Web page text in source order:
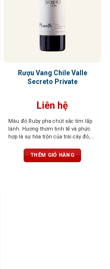
Rượu Vang Chile Valle
Secreto Private
Liên hệ
Màu đỏ Ruby pha chút sắc tím lấp
lánh. Hương thơm tinh tế và phức
hợp là sự hòa trộn của trái cây đỏ,
hài hòa, tannin thanh lịch, dư vị bền
bỉ, chắc chắn
THÊM GIỎ HÀNG